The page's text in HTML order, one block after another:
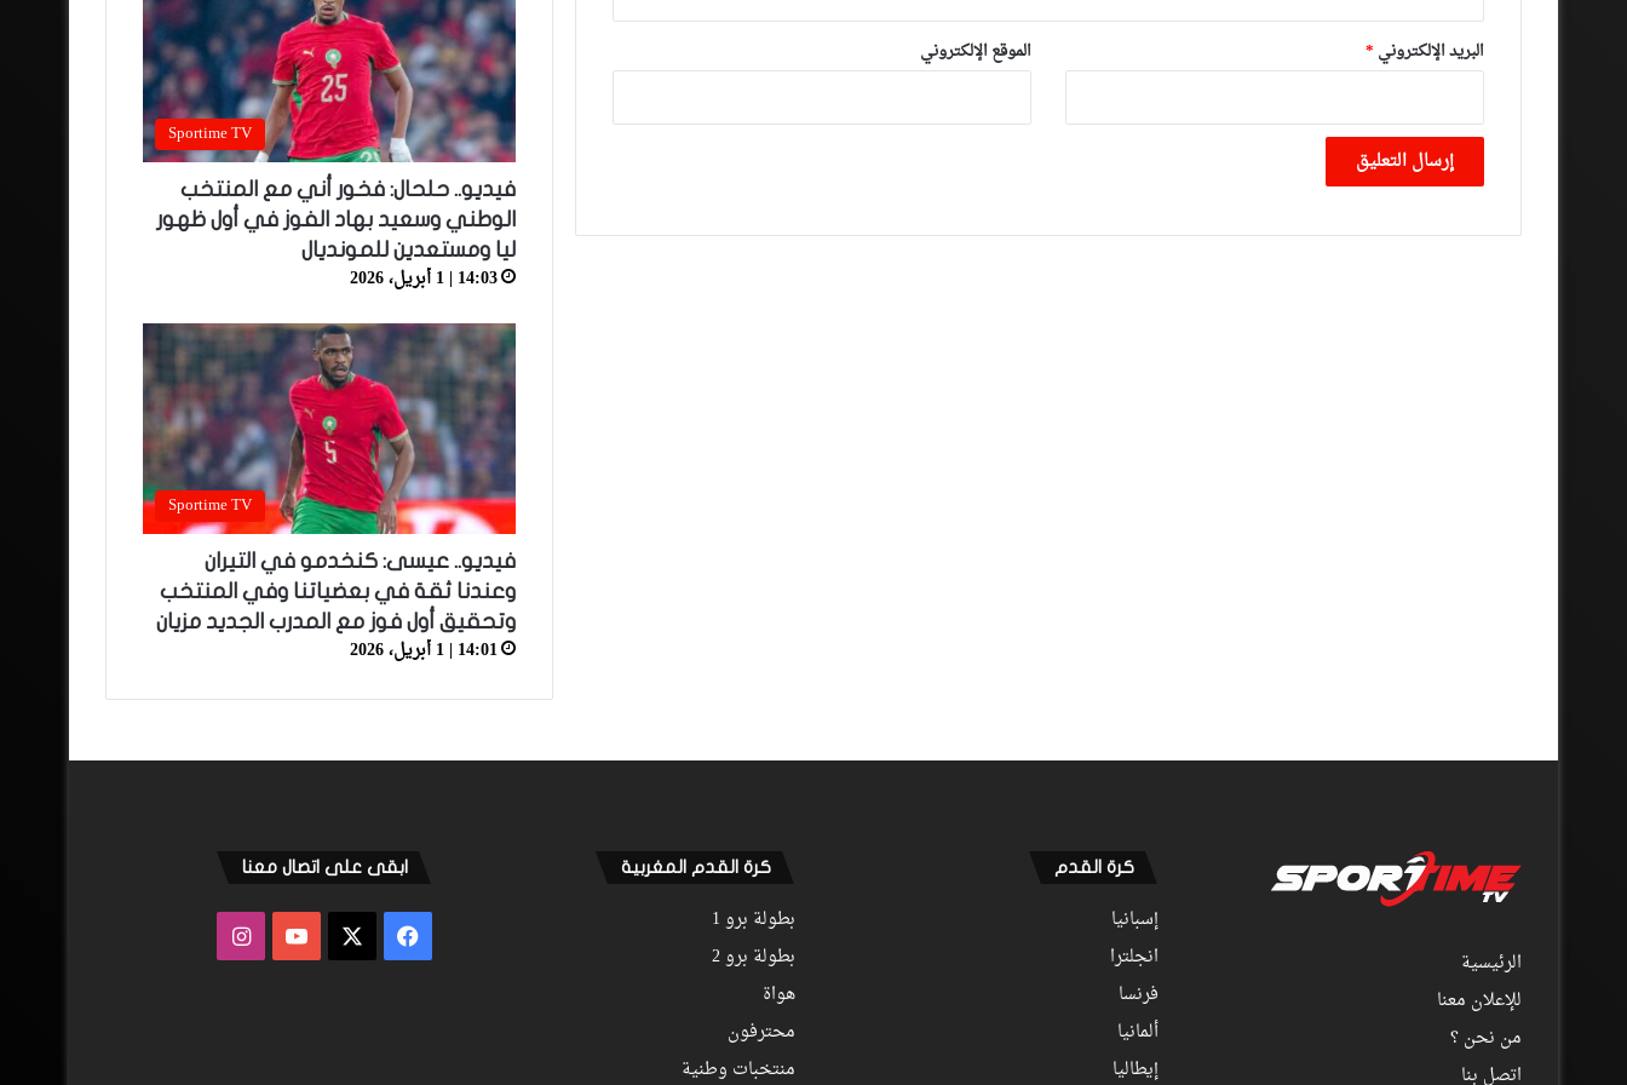
التي تتضمن رسالة لوهبي
البريد الإلكتروني * الموقع الإلكتروني
Sportime TV
فيديو.. حلحال: فخور أني مع المنتخب
الوطني وسعيد بهاد الفوز في أول ظهور
ليا ومستعدين للمونديال
14:03 | 1 أبريل، 2026
Sportime TV
فيديو.. عيسى: كنخدمو في التيران
وعندنا ثقة في بعضياتنا وفي المنتخب
وتحقيق أول فوز مع المدرب الجديد مزيان
14:01 | 1 أبريل، 2026
الرئيسية
للإعلان معنا
من نحن ؟
اتصل بنا
كرة القدم
إسبانيا
انجلترا
فرنسا
ألمانيا
إيطاليا
كرة القدم المغربية
بطولة برو 1
بطولة برو 2
هواة
محترفون
منتخبات وطنية
ابقى على اتصال معنا
فيسبوك ‫YouTubeانستقرام